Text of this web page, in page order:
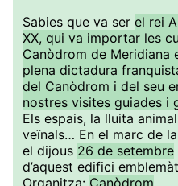
Sabies que va ser el rei
XX, qui va importar les
Canòdrom de Meridiana
plena dictadura
del Canòdrom i del seu
nostres visites guiades i
Els espais, la lluita
veïnals… En el marc de la
el dijous 26 de setembre
d’aquest edifici
Organitza: Canòdrom.